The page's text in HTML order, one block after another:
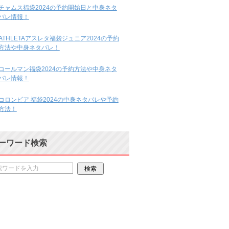
ャムス福袋2024の予約開始日と中身ネタ
レ情報！
アスレタ福袋ジュニア2024の予約
法や中身ネタバレ！
ールマン福袋2024の予約方法や中身ネタ
レ情報！
ロンビア 福袋2024の中身ネタバレや予約
法！
ワード検索